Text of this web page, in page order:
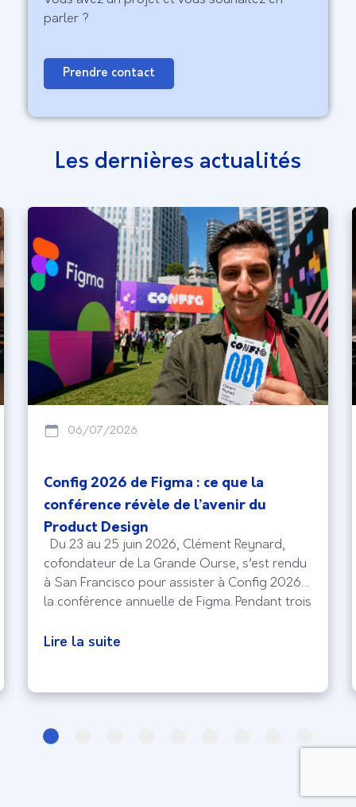
parler ?
Prendre contact
Les dernières actualités
06/07/2026
Config 2026 de Figma : ce que la
conférence révèle de l’avenir du
Product Design
Du 23 au 25 juin 2026, Clément Reynard,
cofondateur de La Grande Ourse, s’est rendu
à San Francisco pour assister à Config 2026,
la conférence annuelle de Figma. Pendant trois
UX du monde entier se sont réunis pour
Lire la suite